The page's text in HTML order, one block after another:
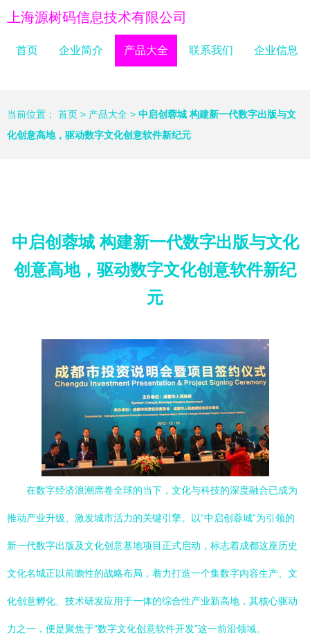
上海源树码信息技术有限公司
首页 企业简介 产品大全 联系我们 企业信息
当前位置： 首页 > 产品大全 > 中启创蓉城 构建新一代数字出版与文
化创意高地，驱动数字文化创意软件新纪元
中启创蓉城 构建新一代数字出版与文化
创意高地，驱动数字文化创意软件新纪
元
在数字经济浪潮席卷全球的当下，文化与科技的深度融合已成为
推动产业升级、激发城市活力的关键引擎。以“中启创蓉城”为引领的
新一代数字出版及文化创意基地项目正式启动，标志着成都这座历史
文化名城正以前瞻性的战略布局，着力打造一个集数字内容生产、文
化创意孵化、技术研发应用于一体的综合性产业新高地，其核心驱动
力之一，便是聚焦于“数字文化创意软件开发”这一前沿领域。